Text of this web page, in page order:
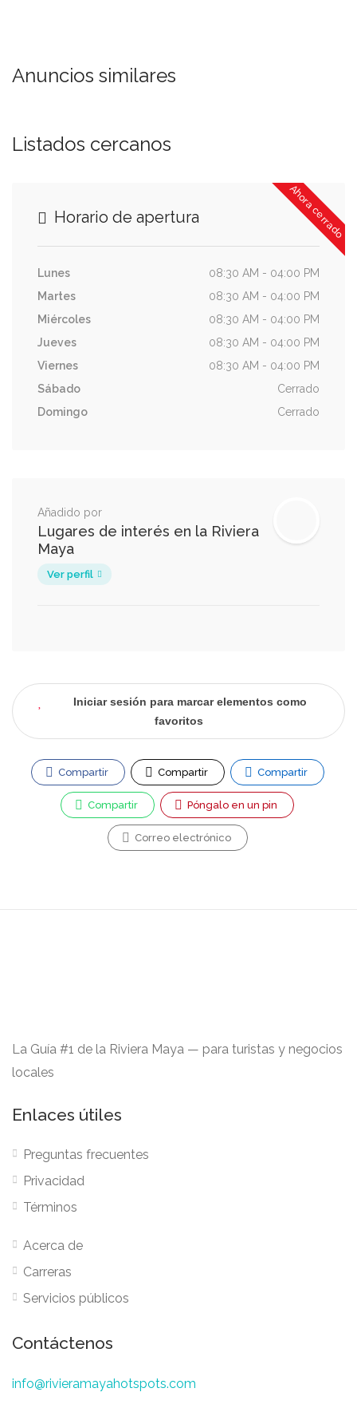
Anuncios similares
Listados cercanos
Ahora cerrado
Horario de apertura
Lunes
08:30 AM - 04:00 PM
Martes
08:30 AM - 04:00 PM
Miércoles
08:30 AM - 04:00 PM
Jueves
08:30 AM - 04:00 PM
Viernes
08:30 AM - 04:00 PM
Sábado
Cerrado
Domingo
Cerrado
Añadido por
Lugares de interés en la Riviera
Maya
Ver perfil
Iniciar sesión para marcar elementos como
favoritos
Compartir Compartir Compartir
Compartir Póngalo en un pin
Correo electrónico
La Guía #1 de la Riviera Maya — para turistas y negocios
locales
Enlaces útiles
Preguntas frecuentes
Privacidad
Términos
Acerca de
Carreras
Servicios públicos
Contáctenos
info@rivieramayahotspots.com